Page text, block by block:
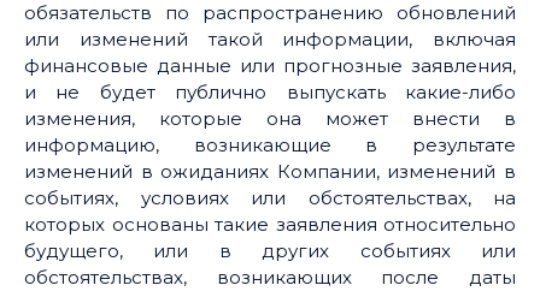
обязательств по распространению обновлений
или изменений такой информации, включая
финансовые данные или прогнозные заявления,
и не будет публично выпускать какие-либо
изменения, которые она может внести в
информацию, возникающие в результате
изменений в ожиданиях Компании, изменений в
событиях, условиях или обстоятельствах, на
которых основаны такие заявления относительно
будущего, или в других событиях или
обстоятельствах, возникающих после даты